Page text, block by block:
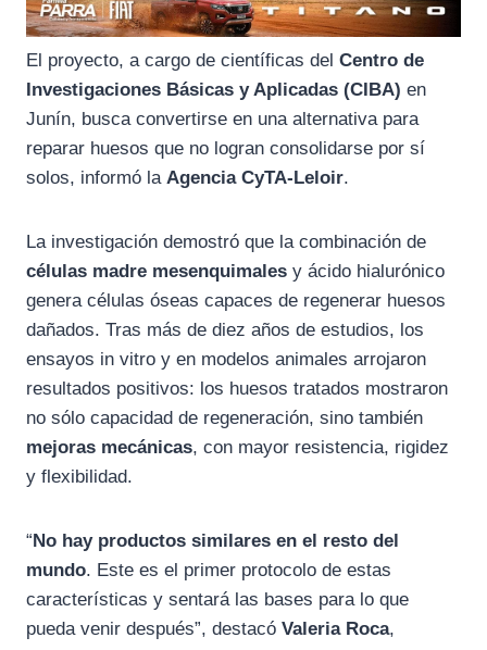
El proyecto, a cargo de científicas del Centro de
Investigaciones Básicas y Aplicadas (CIBA) en
Junín, busca convertirse en una alternativa para
reparar huesos que no logran consolidarse por sí
solos, informó la Agencia CyTA-Leloir.
La investigación demostró que la combinación de
células madre mesenquimales y ácido hialurónico
genera células óseas capaces de regenerar huesos
dañados. Tras más de diez años de estudios, los
ensayos in vitro y en modelos animales arrojaron
resultados positivos: los huesos tratados mostraron
no sólo capacidad de regeneración, sino también
mejoras mecánicas, con mayor resistencia, rigidez
y flexibilidad.
“No hay productos similares en el resto del
mundo. Este es el primer protocolo de estas
características y sentará las bases para lo que
pueda venir después”, destacó Valeria Roca,